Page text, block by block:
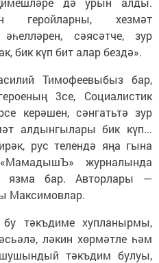
геройларны, хезмәт
сәясәтче, зур
бик күп бит алар бездә».
Тимофеевыбыз бар,
3се, Социалистик
керәшен, сәнгатьтә зур
алдынгылары бик күп...
рус телендә яңа гына
журналында
язма бар. Авторлары —
Максимовлар.
тәкъдиме хупланырмы,
ләкин хөрмәтле һәм
тәкъдим булуы,